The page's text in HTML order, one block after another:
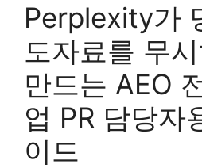
Perplexity가
도자료를 무
만드는 AEO
업 PR 담당자
이드